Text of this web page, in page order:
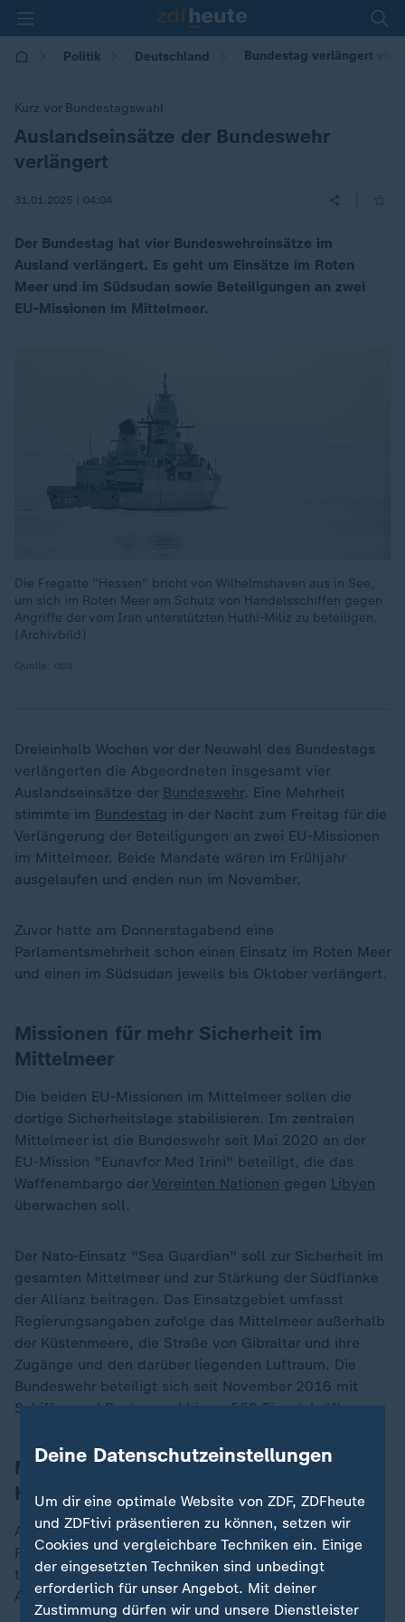
Politik Deutschland Bundestag verlängert vier
Kurz vor Bundestagswahl
:
Auslandseinsätze der Bundeswehr
verlängert
31.01.2025 | 04:04
Der Bundestag hat vier Bundeswehreinsätze im
Ausland verlängert. Es geht um Einsätze im Roten
Meer und im Südsudan sowie Beteiligungen an zwei
EU-Missionen im Mittelmeer.
Die Fregatte "Hessen" bricht von Wilhelmshaven aus in See,
um sich im Roten Meer am Schutz von Handelsschiffen gegen
Angriffe der vom Iran unterstützten Huthi-Miliz zu beteiligen.
(Archivbild)
Dreieinhalb Wochen vor der Neuwahl des Bundestags
verlängerten die Abgeordneten insgesamt vier
Auslandseinsätze der Bundeswehr. Eine Mehrheit
stimmte im Bundestag in der Nacht zum Freitag für die
Verlängerung der Beteiligungen an zwei EU-Missionen
im Mittelmeer. Beide Mandate wären im Frühjahr
ausgelaufen und enden nun im November.
Zuvor hatte am Donnerstagabend eine
Parlamentsmehrheit schon einen Einsatz im Roten Meer
und einen im Südsudan jeweils bis Oktober verlängert.
Missionen für mehr Sicherheit im
Mittelmeer
Die beiden EU-Missionen im Mittelmeer sollen die
dortige Sicherheitslage stabilisieren. Im zentralen
Mittelmeer ist die Bundeswehr seit Mai 2020 an der
EU-Mission "Eunavfor Med Irini" beteiligt, die das
Waffenembargo der Vereinten Nationen gegen Libyen
überwachen soll.
Der Nato-Einsatz "Sea Guardian" soll zur Sicherheit im
gesamten Mittelmeer und zur Stärkung der Südflanke
der Allianz beitragen. Das Einsatzgebiet umfasst
Regierungsangaben zufolge das Mittelmeer außerhalb
der Küstenmeere, die Straße von Gibraltar und ihre
Zugänge und den darüber liegenden Luftraum. Die
Bundeswehr beteiligt sich seit November 2016 mit
Schiffen und Booten und bis zu 550 Einsatzkräften.
Mission im Roten Meer schützt
Handelsschiffe vor Huthi
An der EU-geführten Operation "Eunavfor Aspides" im
Roten Meer dürfen bis zu 700 deutsche Streitkräfte
teilnehmen. Sie soll die wichtige Handelsroute gegen
Angriffe der jemenitischen Huthi-Miliz schützen.
Deine Datenschutzeinstellungen
Um dir eine optimale Website von ZDF, ZDFheute
und ZDFtivi präsentieren zu können, setzen wir
Cookies und vergleichbare Techniken ein. Einige
der eingesetzten Techniken sind unbedingt
erforderlich für unser Angebot. Mit deiner
Zustimmung dürfen wir und unsere Dienstleister